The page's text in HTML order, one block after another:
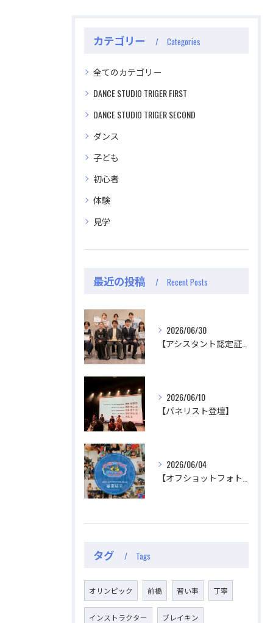
カテゴリー Categories
全てのカテゴリー
DANCE STUDIO TRIGER FIRST
DANCE STUDIO TRIGER SECOND
ダンス
子ども
初心者
体験
見学
最近の投稿 Recent Posts
2026/06/30
2026/06/10
【パネリスト登壇】
2026/06/04
タグ Tags
オリンピック 前橋 習い事 丁寧
インストラクター ブレイキン
ジオのこと、先生たちのことなどゆるく配信中
視聴する
ジオのこと、先生たちのことなどゆるく配信中
視聴する